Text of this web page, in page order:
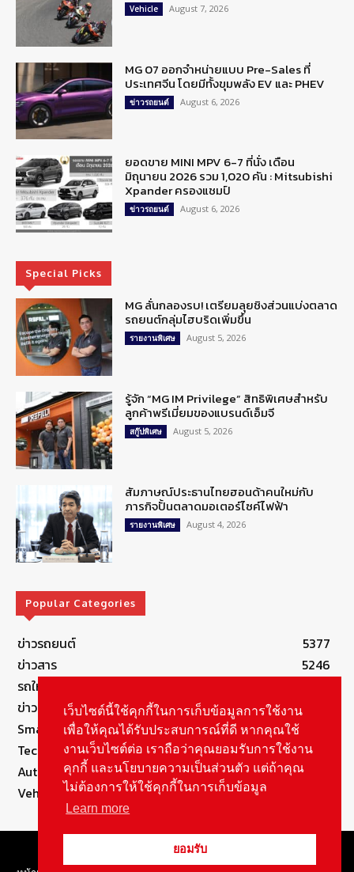
Vehicle August 7, 2026
MG 07 ออกจำหน่ายแบบ Pre-Sales ที่
ประเทศจีน โดยมีทั้งขุมพลัง EV และ PHEV
ข่าวรถยนต์ August 6, 2026
ยอดขาย MINI MPV 6-7 ที่นั่ง เดือน
มิถุนายน 2026 รวม 1,020 คัน : Mitsubishi
Xpander ครองแชมป์
ข่าวรถยนต์ August 6, 2026
Special Picks
MG ลั่นกลองรบ! เตรียมลุยชิงส่วนแบ่งตลาด
รถยนต์กลุ่มไฮบริดเพิ่มขึ้น
รายงานพิเศษ August 5, 2026
รู้จัก “MG IM Privilege” สิทธิพิเศษสำหรับ
ลูกค้าพรีเมี่ยมของแบรนด์เอ็มจี
สกู๊ปพิเศษ August 5, 2026
สัมภาษณ์ประธานไทยฮอนด้าคนใหม่กับ
ภารกิจปั้นตลาดมอเตอร์ไซค์ไฟฟ้า
รายงานพิเศษ August 4, 2026
Popular Categories
ข่าวรถยนต์
5377
ข่าวสาร
5246
รถใหม่
ข่าวประชาสัมพันธ์
Smart Life
Technology
Autolife Lifestyle
Vehicle
© Copyright 2021, All Rights Reserved Autolifethailand
เว็บไซต์นี้ใช้คุกกี้ในการเก็บข้อมูลการใช้งาน
เพื่อให้คุณได้รับประสบการณ์ที่ดี หากคุณใช้
งานเว็บไซต์ต่อ เราถือว่าคุณยอมรับการใช้งาน
คุกกี้ และนโยบายความเป็นส่วนตัว แต่ถ้าคุณ
ไม่ต้องการให้ใช้คุกกี้ในการเก็บข้อมูล
Learn more
ยอมรับ